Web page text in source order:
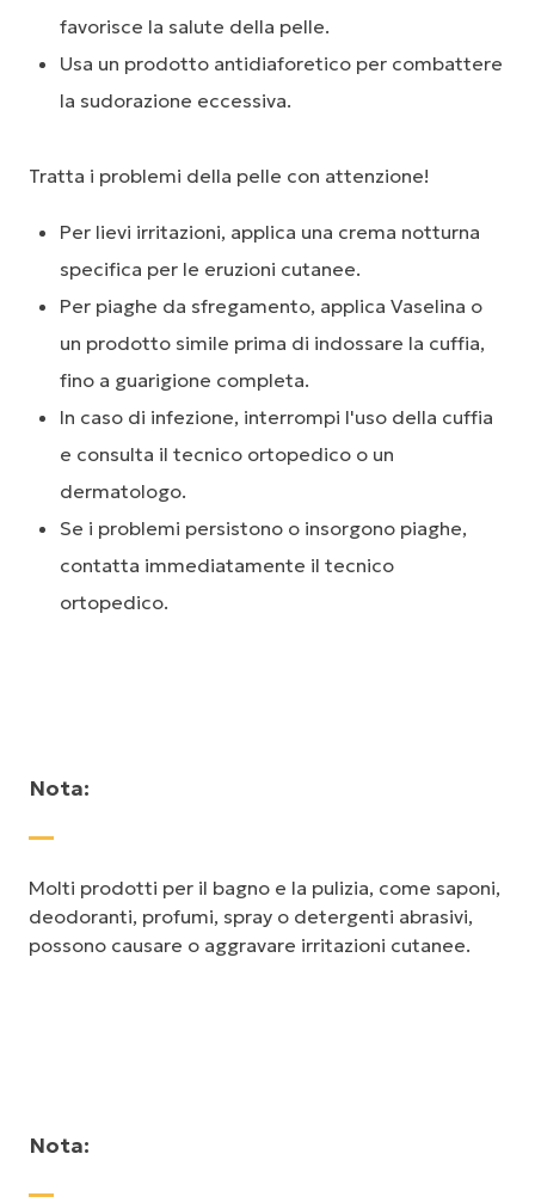
favorisce la salute della pelle.
Usa un prodotto antidiaforetico per combattere
la sudorazione eccessiva.
Tratta i problemi della pelle con attenzione!
Per lievi irritazioni, applica una crema notturna
specifica per le eruzioni cutanee.
Per piaghe da sfregamento, applica Vaselina o
un prodotto simile prima di indossare la cuffia,
fino a guarigione completa.
In caso di infezione, interrompi l'uso della cuffia
e consulta il tecnico ortopedico o un
dermatologo.
Se i problemi persistono o insorgono piaghe,
contatta immediatamente il tecnico
ortopedico.
Nota:
Molti prodotti per il bagno e la pulizia, come saponi,
deodoranti, profumi, spray o detergenti abrasivi,
possono causare o aggravare irritazioni cutanee.
Nota: